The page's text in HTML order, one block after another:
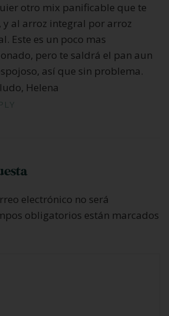
otro mix panificable que te
y al arroz integral por arroz
Este es un poco mas
pero te saldrá el pan aun
así que sin problema.
Helena
electrónico no será
obligatorios están marcados